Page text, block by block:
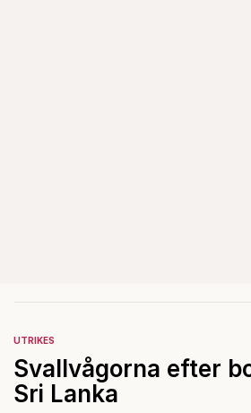
UTRIKES
Svallvågorna efter
Sri Lanka